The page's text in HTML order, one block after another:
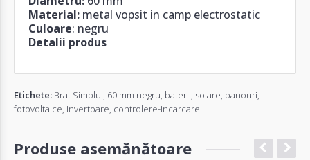
Material: metal vopsit in camp electrostatic
Culoare: negru
Detalii produs
Etichete: Brat Simplu J 60 mm negru, baterii, solare, panouri,
fotovoltaice, invertoare, controlere-incarcare
Produse asemănătoare